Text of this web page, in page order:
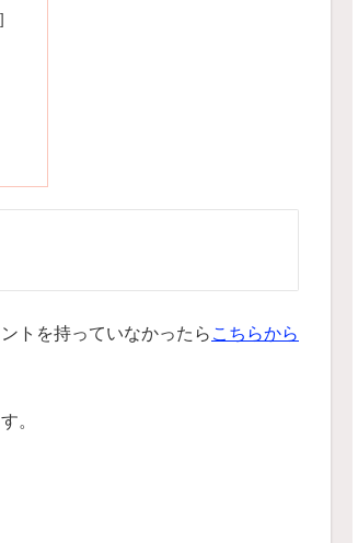
トを持っていなかったら こちらから
。